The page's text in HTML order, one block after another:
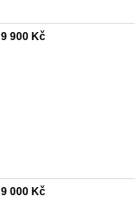
9 900 Kč
9 000 Kč